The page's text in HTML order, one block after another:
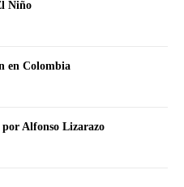
Niño
en Colombia
Alfonso Lizarazo